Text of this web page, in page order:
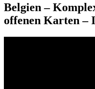
Belgien –
offenen Karten –